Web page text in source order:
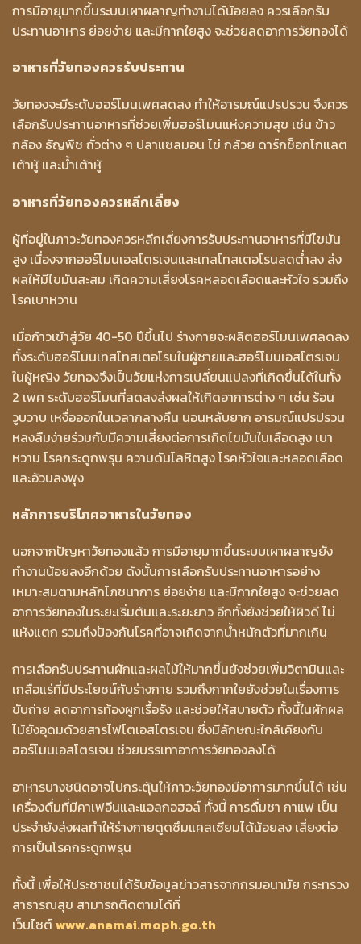
การมีอายุมากขึ้นระบบเผาผลาญทำงานได้น้อยลง ควรเลือกรับ
ประทานอาหาร ย่อยง่าย และมีกากใยสูง จะช่วยลดอาการวัยทองได้
อาหารที่วัยทองควรรับประทาน
วัยทองจะมีระดับฮอร์โมนเพศลดลง ทำให้อารมณ์แปรปรวน จึงควร
เลือกรับประทานอาหารที่ช่วยเพิ่มฮอร์โมนแห่งความสุข เช่น ข้าว
กล้อง ธัญพืช ถั่วต่าง ๆ ปลาแซลมอน ไข่ กล้วย ดาร์กช็อกโกแลต
เต้าหู้ และน้ำเต้าหู้
อาหารที่วัยทองควรหลีกเลี่ยง
ผู้ที่อยู่ในภาวะวัยทองควรหลีกเลี่ยงการรับประทานอาหารที่มีไขมัน
สูง เนื่องจากฮอร์โมนเอสโตรเจนและเทสโทสเตอโรนลดต่ำลง ส่ง
ผลให้มีไขมันสะสม เกิดความเสี่ยงโรคหลอดเลือดและหัวใจ รวมถึง
โรคเบาหวาน
เมื่อก้าวเข้าสู่วัย 40-50 ปีขึ้นไป ร่างกายจะผลิตฮอร์โมนเพศลดลง
ทั้งระดับฮอร์โมนเทสโทสเตอโรนในผู้ชายและฮอร์โมนเอสโตรเจน
ในผู้หญิง วัยทองจึงเป็นวัยแห่งการเปลี่ยนแปลงที่เกิดขึ้นได้ในทั้ง
2 เพศ ระดับฮอร์โมนที่ลดลงส่งผลให้เกิดอาการต่าง ๆ เช่น ร้อน
วูบวาบ เหงื่อออกในเวลากลางคืน นอนหลับยาก อารมณ์แปรปรวน
หลงลืมง่ายร่วมกับมีความเสี่ยงต่อการเกิดไขมันในเลือดสูง เบา
หวาน โรคกระดูกพรุน ความดันโลหิตสูง โรคหัวใจและหลอดเลือด
และอ้วนลงพุง
หลักการบริโภคอาหารในวัยทอง
นอกจากปัญหาวัยทองแล้ว การมีอายุมากขึ้นระบบเผาผลาญยัง
ทำงานน้อยลงอีกด้วย ดังนั้นการเลือกรับประทานอาหารอย่าง
เหมาะสมตามหลักโภชนาการ ย่อยง่าย และมีกากใยสูง จะช่วยลด
อาการวัยทองในระยะเริ่มต้นและระยะยาว อีกทั้งยังช่วยให้ผิวดี ไม่
แห้งแตก รวมถึงป้องกันโรคที่อาจเกิดจากน้ำหนักตัวที่มากเกิน
การเลือกรับประทานผักและผลไม้ให้มากขึ้นยังช่วยเพิ่มวิตามินและ
เกลือแร่ที่มีประโยชน์กับร่างกาย รวมถึงกากใยยังช่วยในเรื่องการ
ขับถ่าย ลดอาการท้องผูกเรื้อรัง และช่วยให้สบายตัว ทั้งนี้ในผักผล
ไม้ยังอุดมด้วยสารไฟโตเอสโตรเจน ซึ่งมีลักษณะใกล้เคียงกับ
ฮอร์โมนเอสโตรเจน ช่วยบรรเทาอาการวัยทองลงได้
อาหารบางชนิดอาจไปกระตุ้นให้ภาวะวัยทองมีอาการมากขึ้นได้ เช่น
เครื่องดื่มที่มีคาเฟอีนและแอลกอฮอล์ ทั้งนี้ การดื่มชา กาแฟ เป็น
ประจำยังส่งผลทำให้ร่างกายดูดซึมแคลเซียมได้น้อยลง เสี่ยงต่อ
การเป็นโรคกระดูกพรุน
ทั้งนี้ เพื่อให้ประชาชนได้รับข้อมูลข่าวสารจากกรมอนามัย กระทรวง
สาธารณสุข สามารถติดตามได้ที่
เว็บไซต์www.anamai.moph.go.th